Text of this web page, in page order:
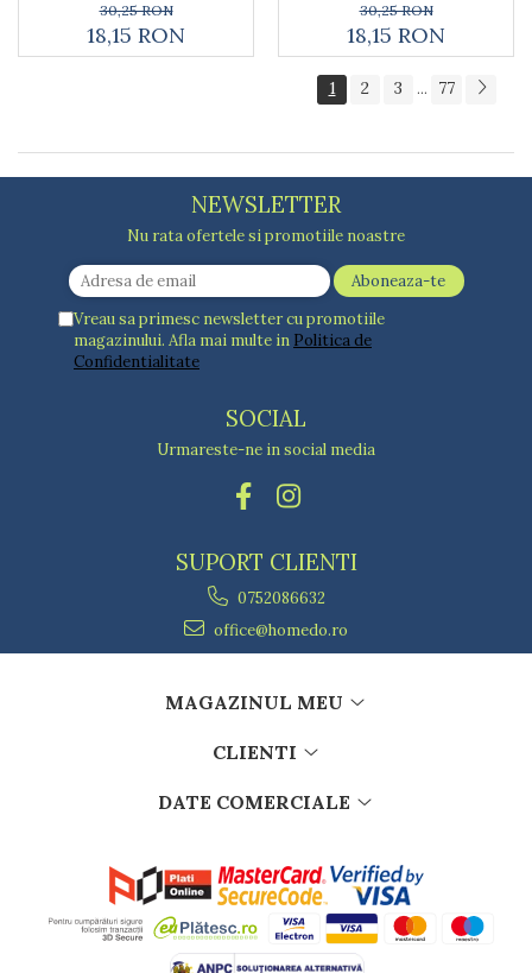
30,25 RON
18,15 RON
30,25 RON
18,15 RON
1 2 3 ... 77
NEWSLETTER
Nu rata ofertele si promotiile noastre
Vreau sa primesc newsletter cu promotiile
magazinului. Afla mai multe in Politica de
Confidentialitate
SOCIAL
Urmareste-ne in social media
SUPORT CLIENTI
0752086632
office@homedo.ro
MAGAZINUL MEU
CLIENTI
DATE COMERCIALE